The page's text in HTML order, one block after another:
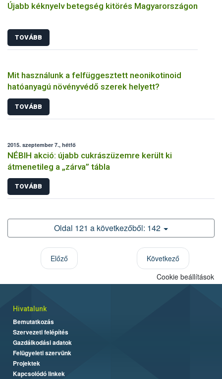
Újabb kéknyelv betegség kitörés Magyarországon
TOVÁBB
Mit használunk a felfüggesztett neonikotinoid
hatóanyagú növényvédő szerek helyett?
TOVÁBB
2015. szeptember 7., hétfő
NÉBIH akció: újabb cukrászüzemre került ki
átmenetileg a „zárva” tábla
TOVÁBB
Oldal 121 a következőből: 142
Előző
Következő
Cookie beállítások
Hivatalunk
Bemutatkozás
Szervezeti felépítés
Gazdálkodási adatok
Felügyeleti szervünk
Projektek
Kapcsolódó linkek